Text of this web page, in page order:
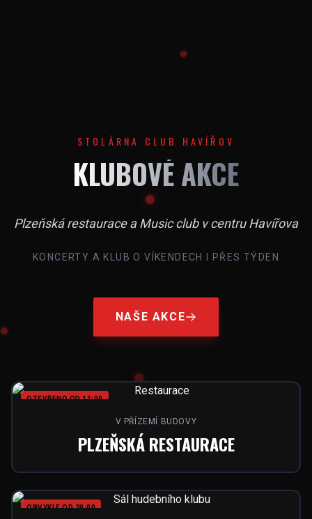
STOLÁRNA CLUB HAVÍŘOV
KLUBOVÉ AKCE
Plzeňská restaurace a Music club v centru Havířova
KONCERTY A KLUB O VÍKENDECH I PŘES TÝDEN
NAŠE AKCE
OTEVŘENO OD 11:00
V PŘÍZEMÍ BUDOVY
PLZEŇSKÁ RESTAURACE
OBVYKLE OD 20:00